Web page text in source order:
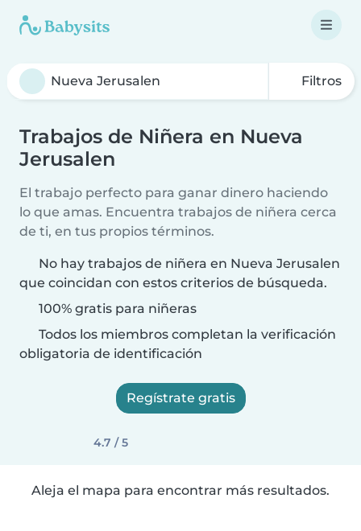
Filtros
Trabajos de Niñera en Nueva
Jerusalen
El trabajo perfecto para ganar dinero haciendo
lo que amas. Encuentra trabajos de niñera cerca
de ti, en tus propios términos.
No hay trabajos de niñera en Nueva Jerusalen
que coincidan con estos criterios de búsqueda.
100% gratis para niñeras
Todos los miembros completan la verificación
obligatoria de identificación
Regístrate gratis
4.7 / 5
Aleja el mapa para encontrar más resultados.